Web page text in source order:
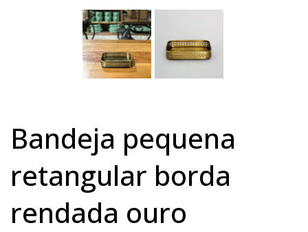
bandeja pequena
retangular borda
rendada ouro